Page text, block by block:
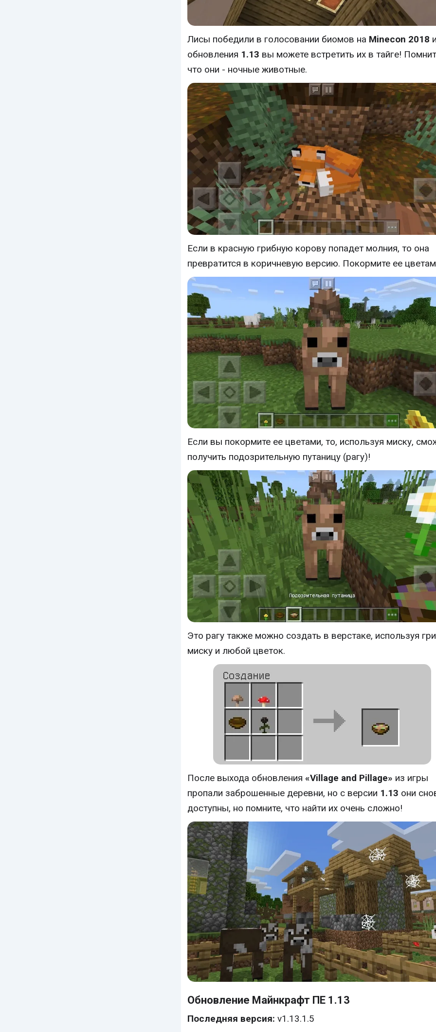
Лисы победили в голосовании биомов на Minecon 2018
обновления 1.13 вы можете встретить их в тайге!
что они - ночные животные.
Если в красную грибную корову попадет молния, то она
превратится в коричневую версию. Покормите ее
Если вы покормите ее цветами, то, используя миску,
получить подозрительную путаницу (рагу)!
Это рагу также можно создать в верстаке, используя
миску и любой цветок.
После выхода обновления «Village and Pillage» из игры
пропали заброшенные деревни, но с версии 1.13 они
доступны, но помните, что найти их очень сложно!
Обновление Майнкрафт ПЕ 1.13
Последняя версия: v1.13.1.5